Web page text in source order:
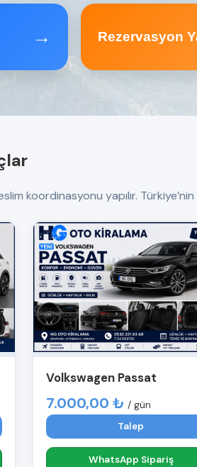
→ Rezervasyon
koordinasyonu yapılır.
Volkswagen Passat
7.000,00 ₺ / gün
Talep
WhatsApp Sipariş